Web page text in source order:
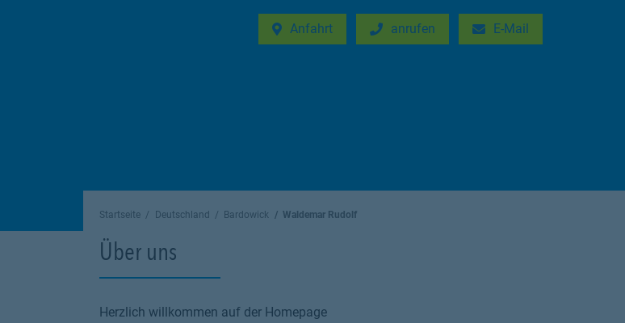
Anfahrt
Link Opens in New Tabanrufen E-Mail
Link Opens in New Tab
Startseite Deutschland Bardowick Waldemar Rudolf
Über uns
Herzlich willkommen auf der Homepage